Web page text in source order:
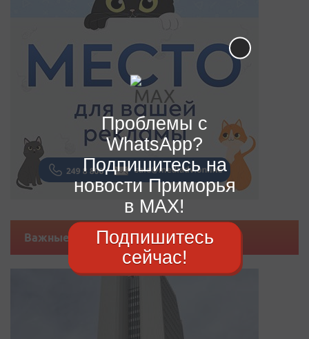
Важные новости
Проблемы с
WhatsApp?
Подпишитесь на
новости Приморья
в MAX!
Подпишитесь
сейчас!